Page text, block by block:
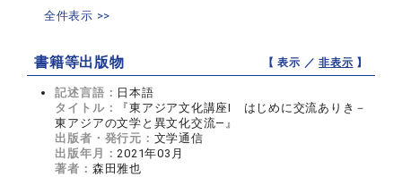
全件表示 >>
書籍等出版物 【 表示 ／非表示 】
記述言語： 日本語
タイトル：
『東アジア文化講座Ⅰ はじめに交流ありき－
東アジアの文学と異文化交流―』
出版者・発行元： 文学通信
出版年月：2021年03月
著者： 森田雅也